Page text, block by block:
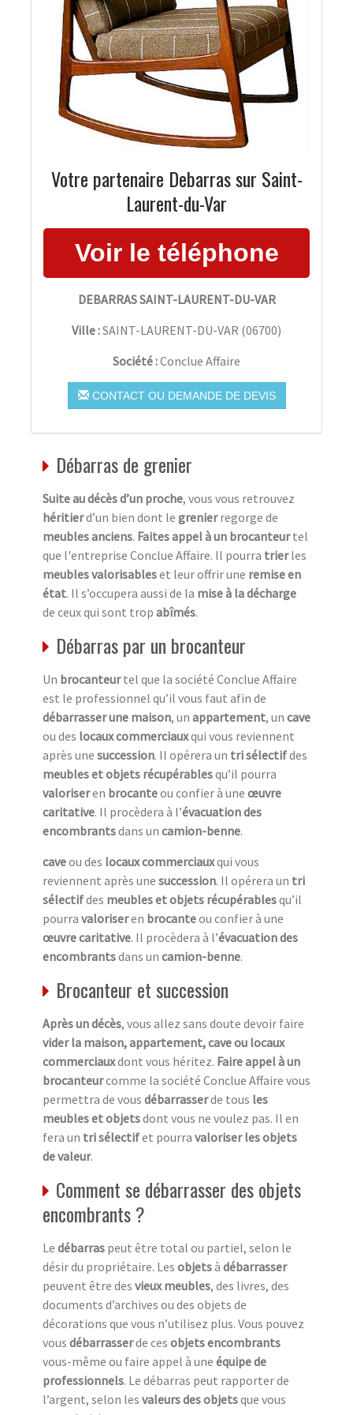
Votre partenaire Debarras sur Saint-
Laurent-du-Var
DEBARRAS SAINT-LAURENT-DU-VAR
Ville :SAINT-LAURENT-DU-VAR (06700)
Société :Conclue Affaire
CONTACT OU DEMANDE DE DEVIS
Débarras de grenier
Suite au décès d’un proche, vous vous retrouvez
héritierd’un bien dont le grenierregorge de
meubles anciens. Faites appel à un brocanteurtel
que l'entreprise Conclue Affaire. Il pourra trierles
meubles valorisableset leur offrir une remise en
état. Il s’occupera aussi de la mise à la décharge
de ceux qui sont trop abîmés.
Débarras par un brocanteur
Un brocanteurtel que la société Conclue Affaire
est le professionnel qu’il vous faut afin de
débarrasser une maison, un appartement, un cave
ou des locaux commerciauxqui vous reviennent
après une succession. Il opérera un tri sélectifdes
meubles et objets récupérablesqu’il pourra
valoriseren brocanteou confier à une œuvre
caritative. Il procèdera à l’évacuation des
encombrantsdans un camion-benne.
caveou des locaux commerciauxqui vous
reviennent après une succession. Il opérera un tri
sélectifdes meubles et objets récupérablesqu’il
pourra valoriseren brocanteou confier à une
œuvre caritative. Il procèdera à l’évacuation des
encombrantsdans un camion-benne.
Brocanteur et succession
Après un décès, vous allez sans doute devoir faire
vider la maison, appartement, cave ou locaux
commerciauxdont vous héritez. Faire appel à un
brocanteurcomme la société Conclue Affaire vous
permettra de vous débarrasserde tous les
meubles et objetsdont vous ne voulez pas. Il en
fera un tri sélectifet pourra valoriser les objets
de valeur.
Comment se débarrasser des objets
encombrants ?
Le débarras peut être total ou partiel, selon le
désir du propriétaire. Les objetsà débarrasser
peuvent être des vieux meubles, des livres, des
documents d’archives ou des objets de
décorations que vous n’utilisez plus. Vous pouvez
vous débarrasserde ces objets encombrants
vous-même ou faire appel à une équipe de
professionnels. Le débarras peut rapporter de
l’argent, selon les valeurs des objetsque vous